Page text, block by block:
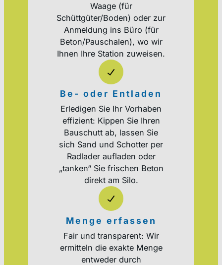
Waage (für
Schüttgüter/Boden) oder zur
Anmeldung ins Büro (für
Beton/Pauschalen), wo wir
Ihnen Ihre Station zuweisen.
Be- oder Entladen
Erledigen Sie Ihr Vorhaben
effizient: Kippen Sie Ihren
Bauschutt ab, lassen Sie
sich Sand und Schotter per
Radlader aufladen oder
„tanken“ Sie frischen Beton
direkt am Silo.
Menge erfassen
Fair und transparent: Wir
ermitteln die exakte Menge
entweder durch